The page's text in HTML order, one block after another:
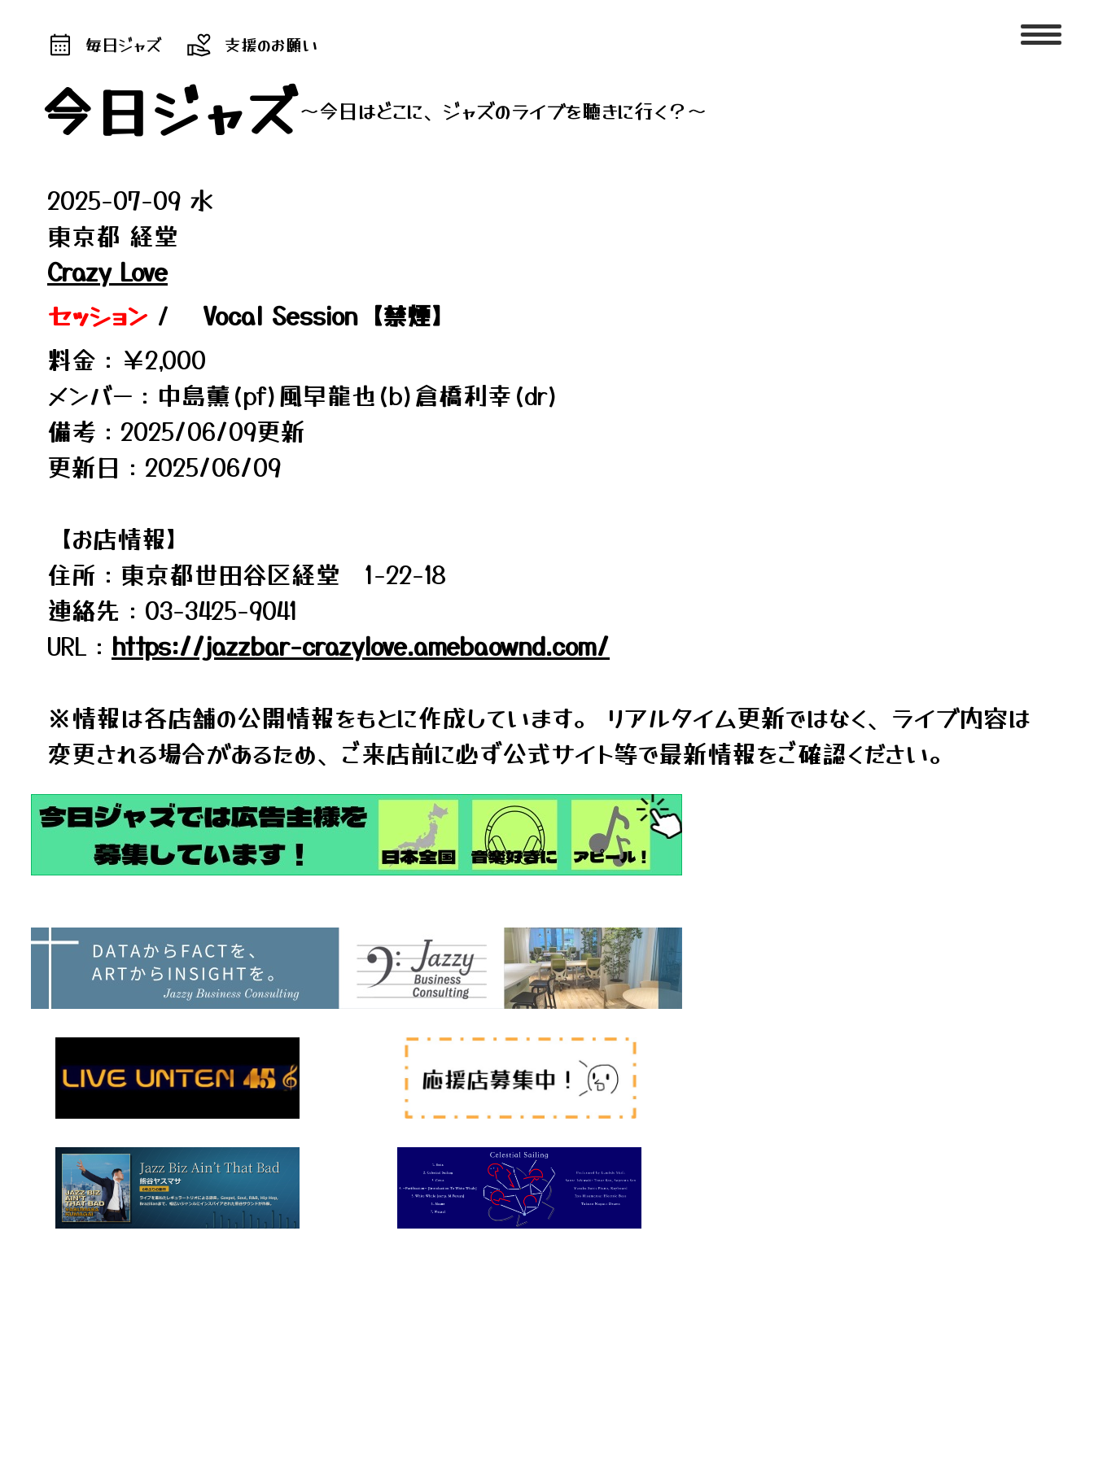
毎日ジャズ 支援のお願い
今日ジャズ～今日はどこに、ジャズのライブを聴きに行く？～
2025-07-09 水
東京都 経堂
Crazy Love
セッション /
Vocal Session【禁煙】
料金：￥2,000
メンバー：中島薫(pf)風早龍也(b)倉橋利幸(dr)
備考：2025/06/09更新
更新日：2025/06/09
【お店情報】
住所：東京都世田谷区経堂 1-22-18
連絡先：03-3425-9041
URL： https://jazzbar-crazylove.amebaownd.com/
※情報は各店舗の公開情報をもとに作成しています。 リアルタイム更新ではなく、ライブ内容は
変更される場合があるため、ご来店前に必ず公式サイト等で最新情報をご確認ください。